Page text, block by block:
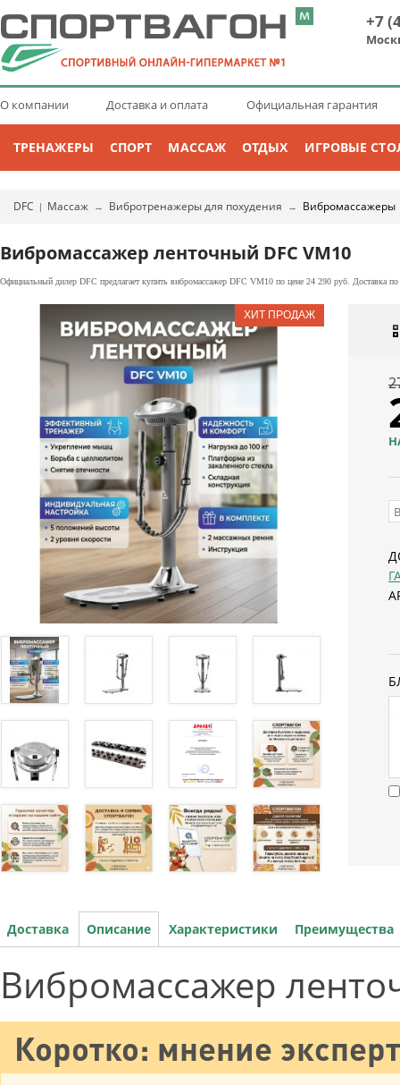
+7
О компании Доставка и оплата Официальная гарантия
ТРЕНАЖЕРЫ СПОРТ МАССАЖ ОТДЫХ ИГРОВЫЕ
DFC | Массаж → Вибротренажеры для похудения → Вибромассажеры
Вибромассажер ленточный DFC VM10
Официальный дилер DFC предлагает купить вибромассажер DFC VM10 по цене 24 290 руб. Доставка
Доставка Описание Характеристики Преимущества
Вибромассажер
Коротко: мнение